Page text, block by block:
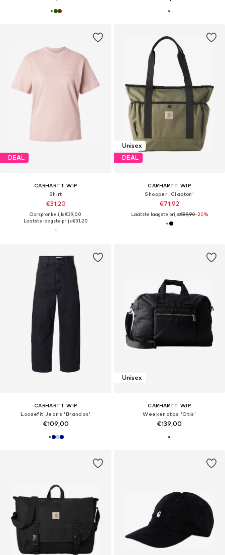
DEAL
CARHARTT WIP
Shirt
€31,20
Oorspronkelijk: €39,00
Laatste laagste prijs:€31,20
Unisex
DEAL
CARHARTT WIP
Shopper 'Clapton'
€71,92
Laatste laagste prijs:€89,90-20%
CARHARTT WIP
Loosefit Jeans 'Brandon'
€109,00
Unisex
CARHARTT WIP
Weekendtas 'Otis'
€139,00